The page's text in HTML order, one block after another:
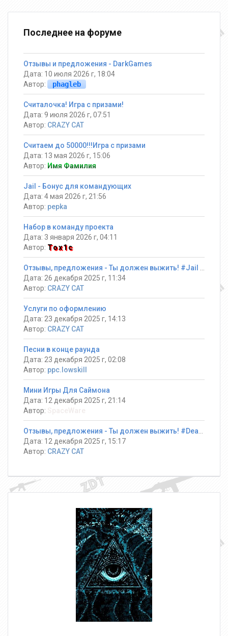
Последнее на форуме
Отзывы и предложения - DarkGames
Дата: 10 июля 2026 г, 18:04
Автор:
phagleb
Считалочка! Игра с призами!
Дата: 9 июля 2026 г, 07:51
Автор: CRAZY CAT
Считаем до 50000!!!Игра с призами
Дата: 13 мая 2026 г, 15:06
Автор: Имя Фамилия
Jail - Бонус для командующих
Дата: 4 мая 2026 г, 21:56
Автор: pepka
Набор в команду проекта
Дата: 3 января 2026 г, 04:11
Автор: Tox1c
Дата: 26 декабря 2025 г, 11:34
Автор: CRAZY CAT
Услуги по оформлению
Дата: 23 декабря 2025 г, 14:13
Автор: CRAZY CAT
Песни в конце раунда
Дата: 23 декабря 2025 г, 02:08
Автор: ppc.lowskill
Мини Игры Для Саймона
Дата: 12 декабря 2025 г, 21:14
Автор:
Дата: 12 декабря 2025 г, 15:17
Автор: CRAZY CAT